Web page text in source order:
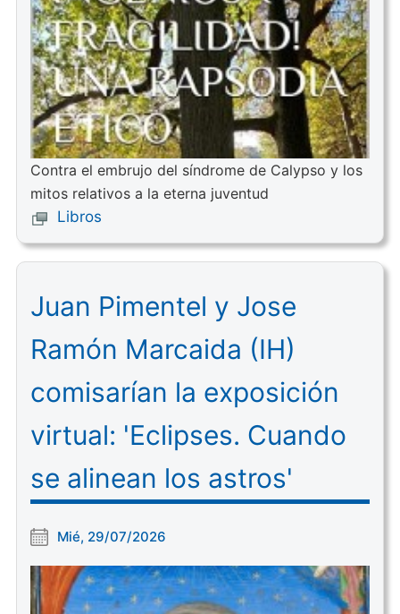
Contra el embrujo del síndrome de Calypso y los
mitos relativos a la eterna juventud
Libros
Juan Pimentel y Jose
Ramón Marcaida (IH)
comisarían la exposición
virtual: 'Eclipses. Cuando
se alinean los astros'
Mié, 29/07/2026